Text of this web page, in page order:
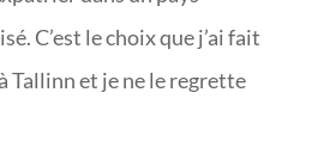
C’est le choix que j’ai fait
Tallinn et je ne le regrette